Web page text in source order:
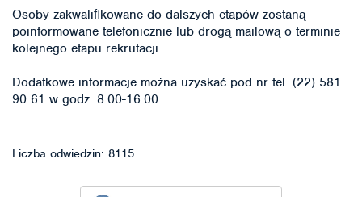
Osoby zakwaliﬁkowane do dalszych etapów zostaną
poinformowane telefonicznie lub drogą mailową o terminie
kolejnego etapu rekrutacji.
Dodatkowe informacje można uzyskać pod nr tel. (22) 581
90 61 w godz. 8.00-16.00.
Liczba odwiedzin: 8115